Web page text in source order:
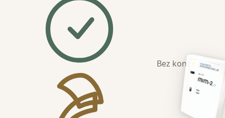
Bez kont